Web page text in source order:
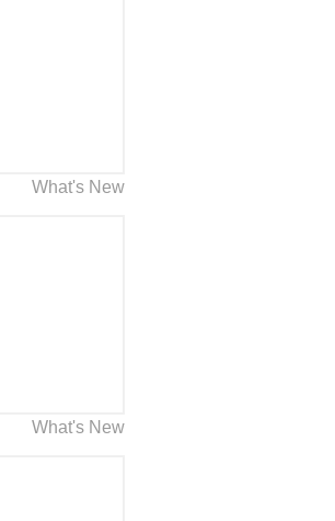
What's New
What's New